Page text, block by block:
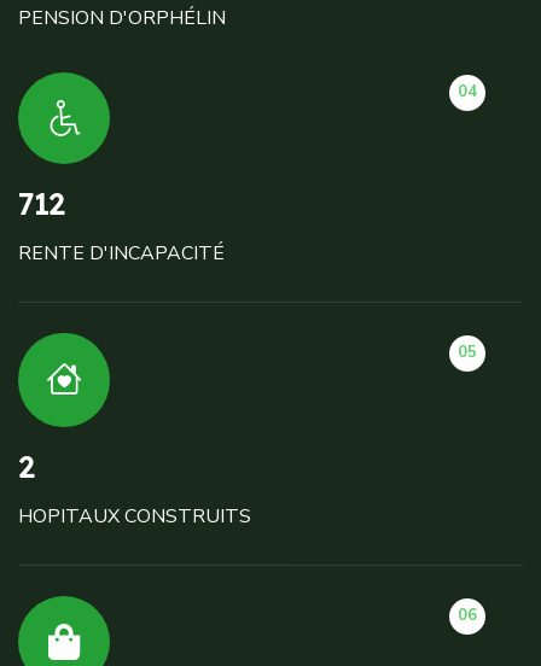
PENSION D'ORPHÉLIN
04
712
RENTE D'INCAPACITÉ
05
2
HOPITAUX CONSTRUITS
06